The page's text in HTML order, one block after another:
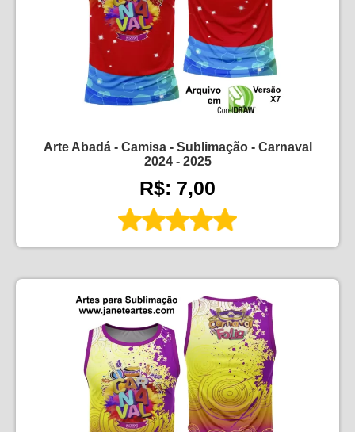
Arte Abadá - Camisa - Sublimação - Carnaval
2024 - 2025
R$: 7,00